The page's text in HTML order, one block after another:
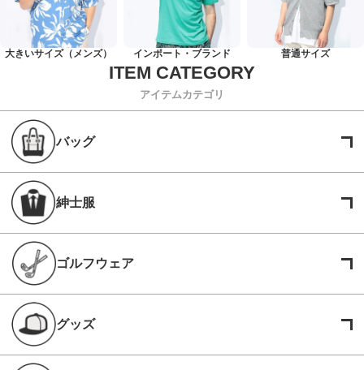
大きいサイズ（メンズ） インポート・ブランド 普通サイズ
アイテムカテゴリ
バッグ
紳士服
ゴルフウェア
グッズ